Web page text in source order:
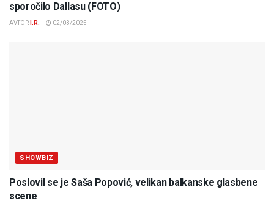
sporočilo Dallasu (FOTO)
AVTOR I.R. 02/03/2025
SHOWBIZ
Poslovil se je Saša Popović, velikan balkanske glasbene
scene